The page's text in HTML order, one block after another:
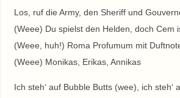
Los, ruf die Army, den Sheriff und
(Weee) Du spielst den Helden, doch Cem
(Weee, huh!) Roma Profumum mit
(Weee) Monikas, Erikas, Annikas
Ich steh‘ auf Bubble Butts (wee), ich steh‘